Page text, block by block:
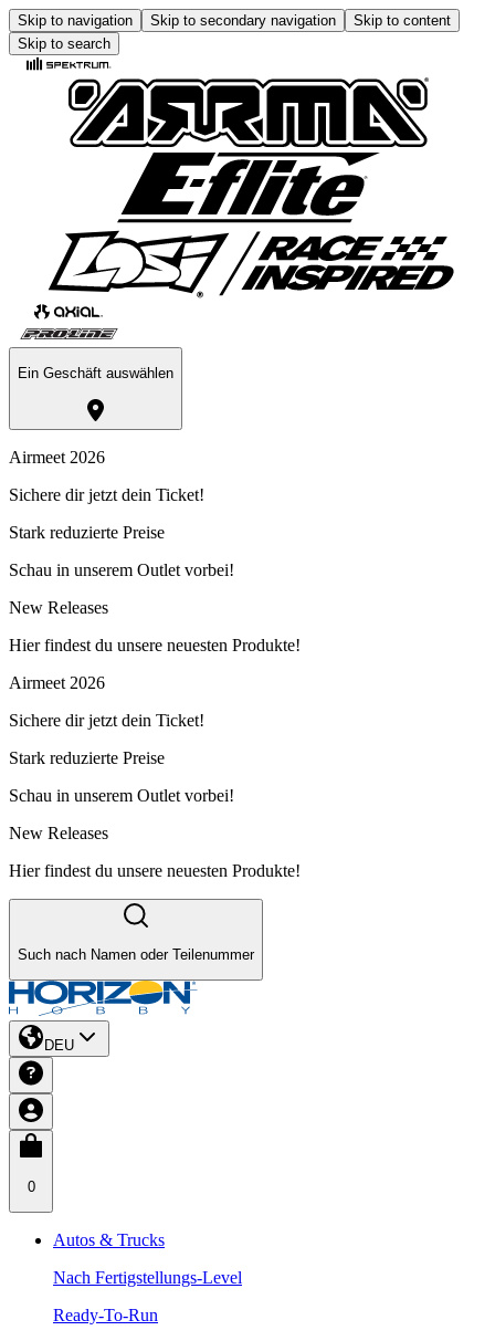
Skip to navigation Skip to secondary navigation
Skip to content
Skip to search
Ein Geschäft auswählen
Airmeet 2026
Sichere dir jetzt dein Ticket!
Stark reduzierte Preise
Schau in unserem Outlet vorbei!
New Releases
Hier findest du unsere neuesten Produkte!
Airmeet 2026
Sichere dir jetzt dein Ticket!
Stark reduzierte Preise
Schau in unserem Outlet vorbei!
New Releases
Hier findest du unsere neuesten Produkte!
Such nach Namen oder Teilenummer
DEU
0
Autos & Trucks
Nach Fertigstellungs-Level
Ready-To-Run